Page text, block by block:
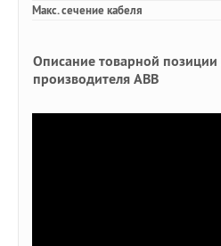
Макс. сечение кабеля
Описание товарной
производителя ABB